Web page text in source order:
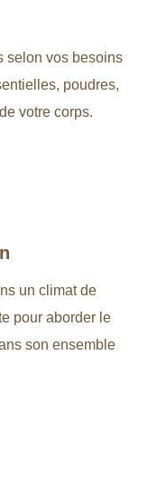
selon vos besoins
poudres,
votre corps.
un climat de
pour aborder le
son ensemble